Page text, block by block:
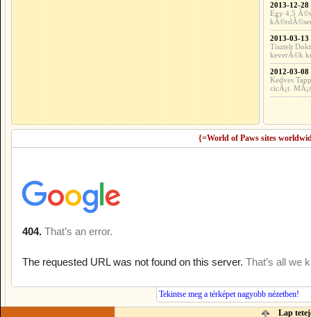
2013-12-
Egy 4,5
2013-03-
Tisztelt
keverÃ©k
2012-03-
Kedves
cicÃ¡t.
{=World of Paws sites
Tekintse meg a térképet nagyobb nézetben!
Lap